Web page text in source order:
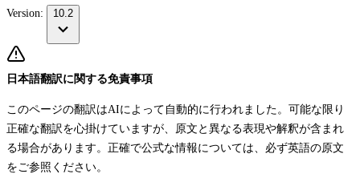
Version: 10.2
日本語翻訳に関する免責事項
このページの翻訳はAIによって自動的に行われました。可能な限り
正確な翻訳を心掛けていますが、原文と異なる表現や解釈が含まれ
る場合があります。正確で公式な情報については、必ず英語の原文
をご参照ください。